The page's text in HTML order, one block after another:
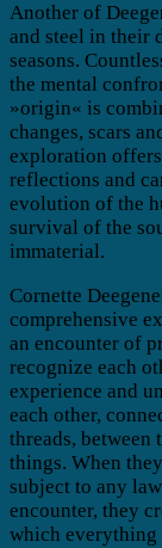
Another of
and steel in their
seasons.
the mental
»origin« is
changes, scars
exploration
reflections and
evolution of the
survival of the
immaterial.
Cornette
comprehensive
an encounter of
recognize each
experience and
each other,
threads,
things. When
subject to any
encounter, they
which everything